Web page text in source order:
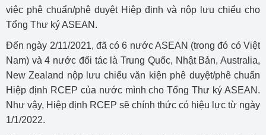
việc phê chuẩn/phê duyệt Hiệp định và nộp lưu chiểu cho
Tổng Thư ký ASEAN.
Đến ngày 2/11/2021, đã có 6 nước ASEAN (trong đó có Việt
Nam) và 4 nước đối tác là Trung Quốc, Nhật Bản, Australia,
New Zealand nộp lưu chiểu văn kiện phê duyệt/phê chuẩn
Hiệp định RCEP của nước mình cho Tổng Thư ký ASEAN.
Như vậy, Hiệp định RCEP sẽ chính thức có hiệu lực từ ngày
1/1/2022.